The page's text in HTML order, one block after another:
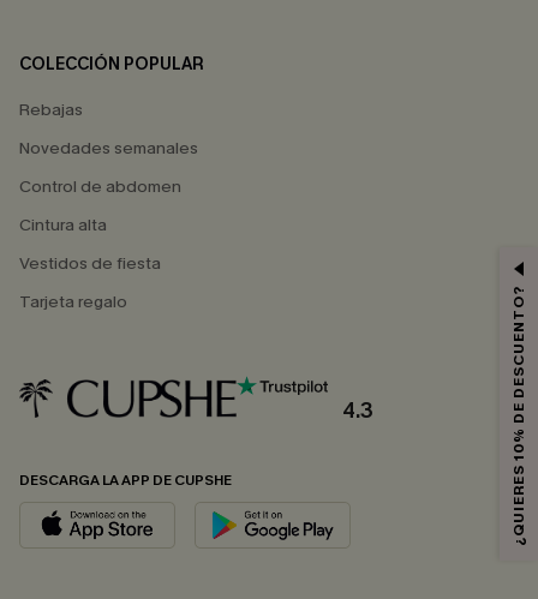
COLECCIÓN POPULAR
Rebajas
Novedades semanales
Control de abdomen
Cintura alta
Vestidos de fiesta
Tarjeta regalo
4.3
DESCARGA LA APP DE CUPSHE ¿QUIERES 10% DE DESCUENTO?